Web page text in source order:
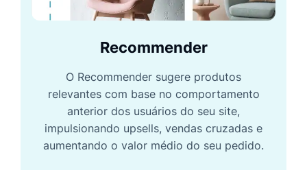
Recommender
O Recommender sugere produtos
relevantes com base no comportamento
anterior dos usuários do seu site,
impulsionando upsells, vendas cruzadas e
aumentando o valor médio do seu pedido.